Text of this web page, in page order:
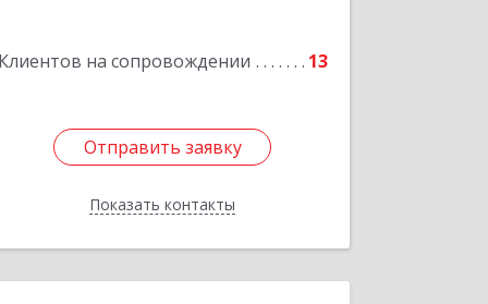
Клиентов на сопровождении 13
Отправить заявку
Показать контакты
Отправить заявку
Назад